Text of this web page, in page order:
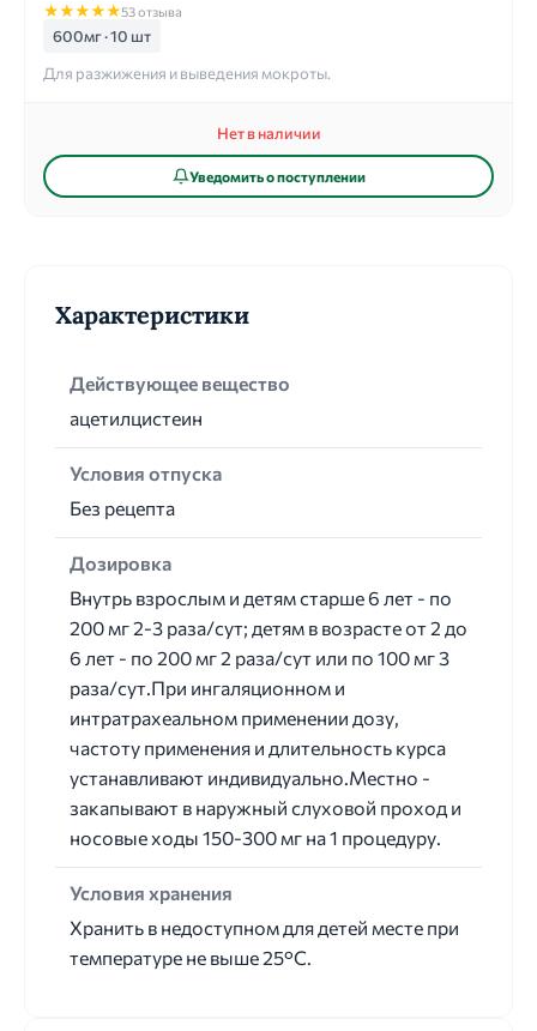
★★★★★53 отзыва
600мг · 10 шт
Для разжижения и выведения мокроты.
Нет в наличии
Уведомить о поступлении
Характеристики
Действующее вещество
ацетилцистеин
Условия отпуска
Без рецепта
Дозировка
Внутрь взрослым и детям старше 6 лет - по
200 мг 2-3 раза/сут; детям в возрасте от 2 до
6 лет - по 200 мг 2 раза/сут или по 100 мг 3
раза/сут.При ингаляционном и
интратрахеальном применении дозу,
частоту применения и длительность курса
устанавливают индивидуально.Местно -
закапывают в наружный слуховой проход и
носовые ходы 150-300 мг на 1 процедуру.
Условия хранения
Хранить в недоступном для детей месте при
температуре не выше 25°С.